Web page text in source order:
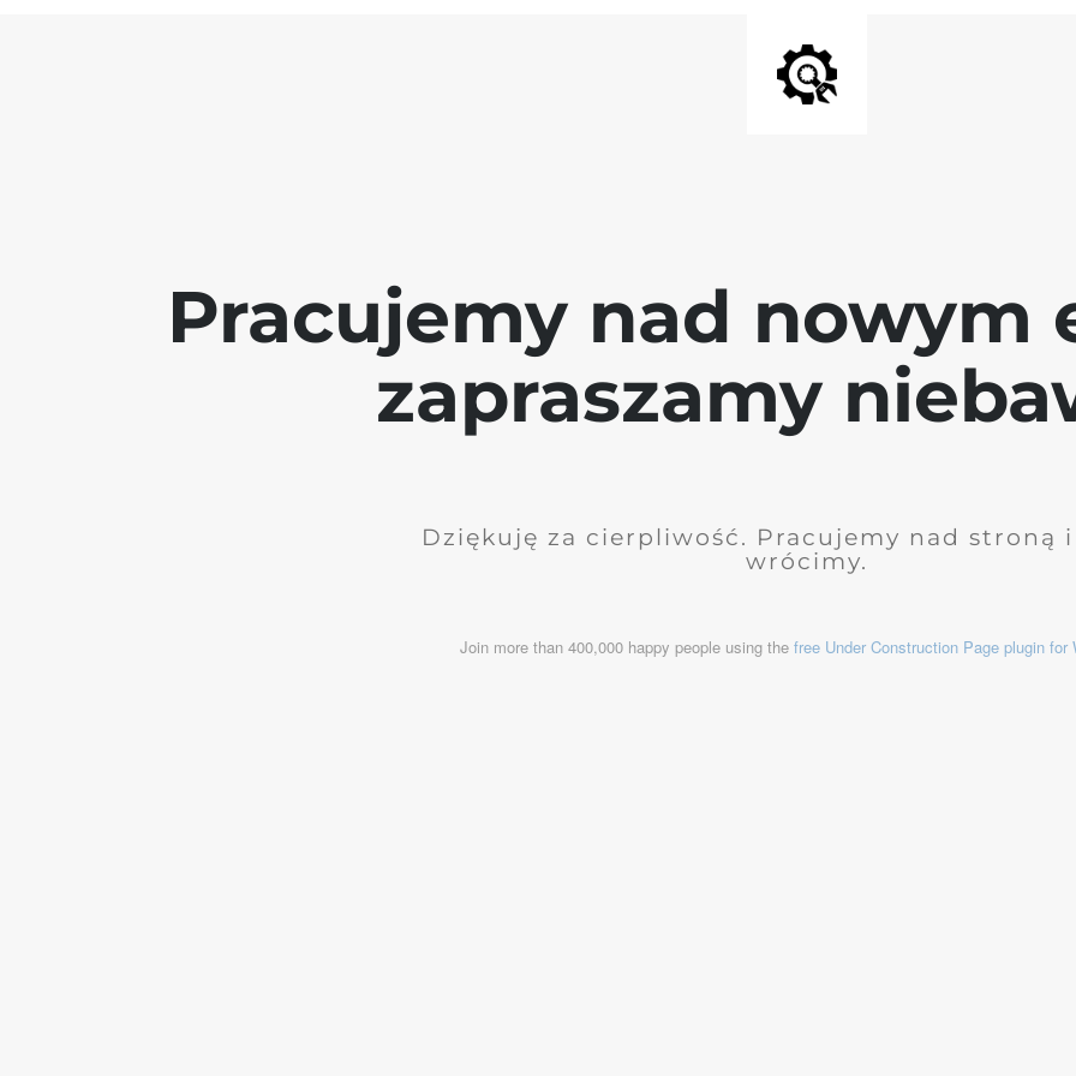
Pracujemy nad nowym
zapraszamy
Dziękuję za cierpliwość. Pracujemy nad stroną
wrócimy.
Join more than 400,000 happy people using the free Under Construction Page plugin for